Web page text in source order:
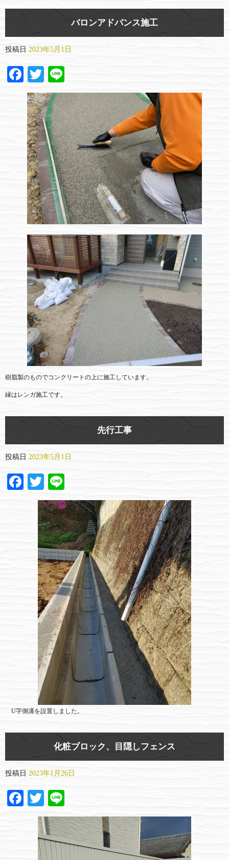
バロンアドバンス施工
投稿日 2023年5月1日
Facebook
Twitter
樹脂製のものでコンクリートの上に施工しています。
縁はレンガ施工です。
先行工事
投稿日 2023年5月1日
Facebook
Twitter
U字側溝を設置しました。
化粧ブロック、目隠しフェンス
投稿日 2023年1月26日
Facebook
Twitter